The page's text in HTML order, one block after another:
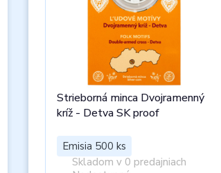
Strieborná minca Dvojramenný
kríž - Detva SK proof
Emisia 500 ks
Skladom v 0 predajniach